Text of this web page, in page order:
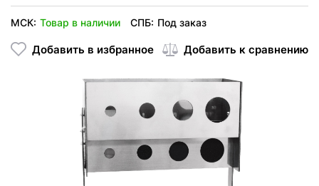
МСК: Товар в наличии СПБ: Под заказ
Добавить в избранное Добавить к сравнению